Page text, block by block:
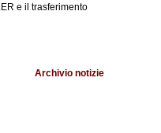
e il trasferimento
Archivio notizie